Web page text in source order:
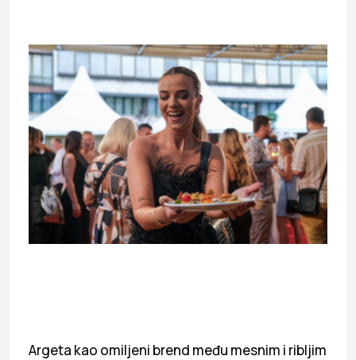
Argeta kao omiljeni brend među mesnim i ribljim